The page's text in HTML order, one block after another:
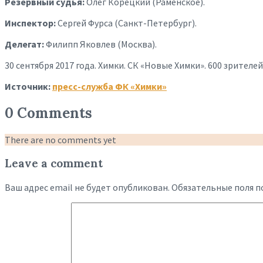
Инспектор:Сергей Фурса (Санкт-Петербург).
Делегат:Филипп Яковлев (Москва).
30 сентября 2017 года. Химки. СК «Новые Химки». 600
Источник: пресс-служба ФК «Химки»
0 Comments
There are no comments yet
Leave a comment
Ваш адрес email не будет опубликован. Обязательные поля